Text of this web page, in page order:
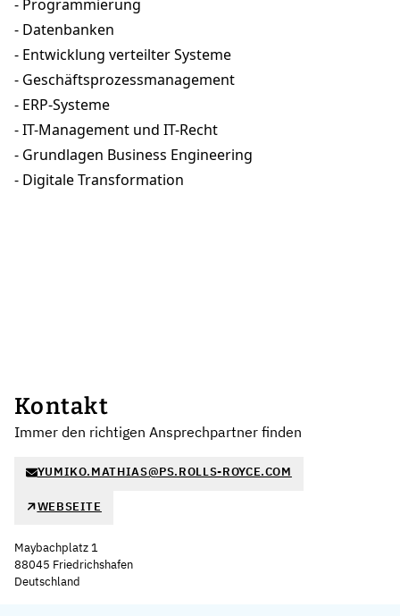
- Programmierung
- Datenbanken
- Entwicklung verteilter Systeme
- Geschäftsprozessmanagement
- ERP-Systeme
- IT-Management und IT-Recht
- Grundlagen Business Engineering
- Digitale Transformation
Kontakt
Immer den richtigen Ansprechpartner finden
YUMIKO.MATHIAS@PS.ROLLS-ROYCE.COM
WEBSEITE
Maybachplatz 1
88045 Friedrichshafen
Deutschland